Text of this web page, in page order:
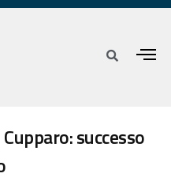
successo